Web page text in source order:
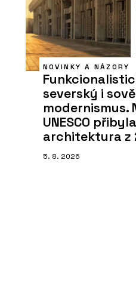
NOVINKY A NÁZORY
severský i
modernismus.
UNESCO přibyla
architektura z
5. 8. 2026